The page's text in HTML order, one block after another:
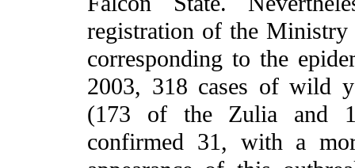
registration of the
corresponding to the
2003, 318 cases of wild
(173 of the Zulia and
confirmed 31, with a